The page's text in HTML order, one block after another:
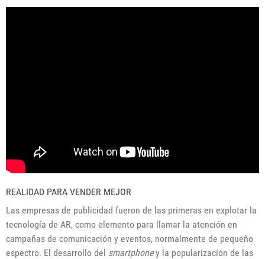
REALIDAD PARA VENDER MEJOR
Las empresas de publicidad fueron de las primeras en explotar la
tecnología de AR, como elemento para llamar la atención en
campañas de comunicación y eventos, normalmente de pequeño
espectro. El desarrollo del smartphoney la popularización de las